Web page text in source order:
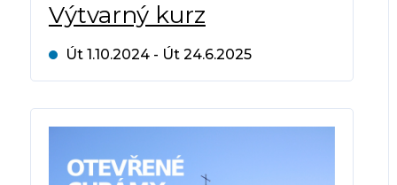
Výtvarný kurz
Út 1.10.2024 - Út 24.6.2025